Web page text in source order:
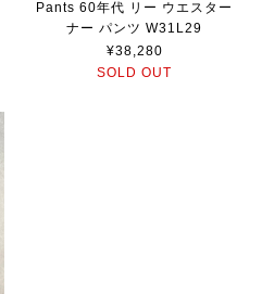
Pants 60年代 リー ウエスター
ナー パンツ W31L29
¥38,280
SOLD OUT